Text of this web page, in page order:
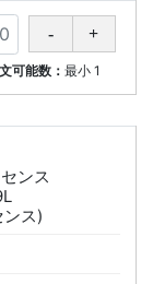
可能数：最小 1
ンス
ス)